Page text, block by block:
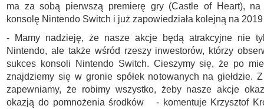
ma za sobą pierwszą premierę gry (Castle of Heart), na
konsolę Nintendo Switch i już zapowiedziała kolejną na
- Mamy nadzieję, że nasze akcje będą atrakcyjne nie
Nintendo, ale także wśród rzeszy inwestorów, którzy
sukces konsoli Nintendo Switch. Cieszymy się, że po
znajdziemy się w gronie spółek notowanych na giełdzie.
zapewniamy, że robimy wszystko, żeby nasze akcje
okazją do pomnożenia środków - komentuje Krzysztof